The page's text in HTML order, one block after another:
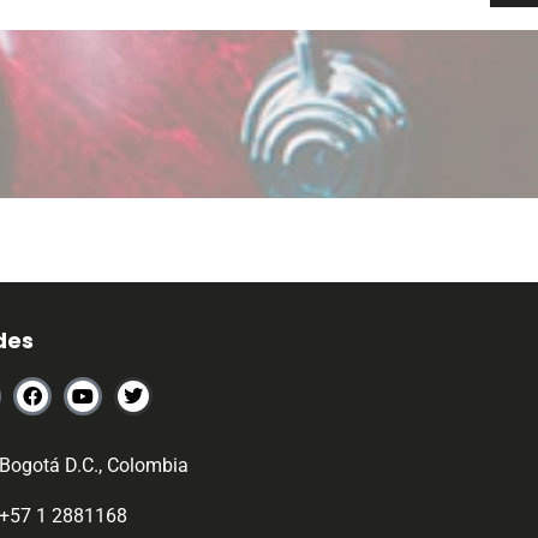
Bogotá D.C., Colombia
+57 1 2881168